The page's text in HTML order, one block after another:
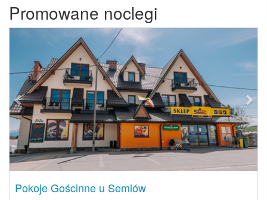
Promowane noclegi
Previous Next
Pokoje Gościnne u Semlów